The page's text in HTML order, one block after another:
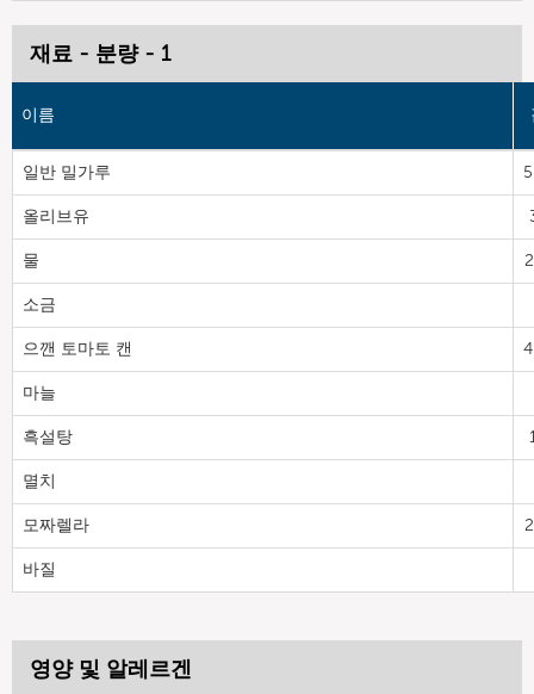
재료 - 분량 - 1
이름
일반 밀가루
올리브유
물
소금
으깬 토마토 캔
마늘
흑설탕
멸치
모짜렐라
바질
영양 및 알레르겐